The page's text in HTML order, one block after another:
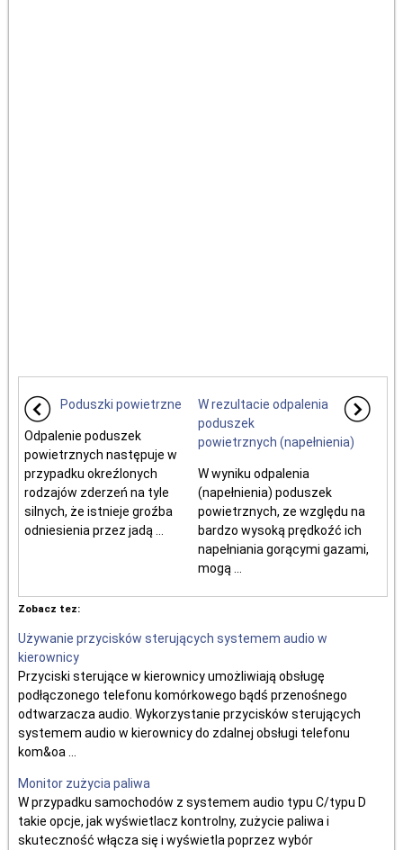
Poduszki powietrzne
Odpalenie poduszek
powietrznych następuje w
przypadku okreźlonych
rodzajów zderzeń na tyle
silnych, że istnieje groźba
odniesienia przez jadą ...
W rezultacie odpalenia
poduszek
powietrznych (napełnienia)
W wyniku odpalenia
(napełnienia) poduszek
powietrznych, ze względu na
bardzo wysoką prędkoźć ich
napełniania gorącymi gazami,
mogą ...
Zobacz tez:
Używanie przycisków sterujących systemem audio w
kierownicy
Przyciski sterujące w kierownicy umożliwiają obsługę
podłączonego telefonu komórkowego bądś przenośnego
odtwarzacza audio. Wykorzystanie przycisków sterujących
systemem audio w kierownicy do zdalnej obsługi telefonu
kom&oa ...
Monitor zużycia paliwa
W przypadku samochodów z systemem audio typu C/typu D
takie opcje, jak wyświetlacz kontrolny, zużycie paliwa i
skuteczność włącza się i wyświetla poprzez wybór